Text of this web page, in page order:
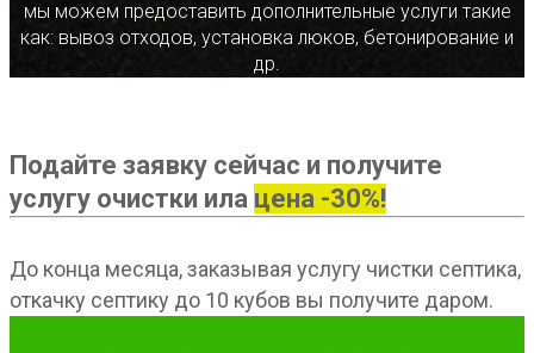
мы можем предоставить дополнительные услуги такие
как: вывоз отходов, установка люков, бетонирование и
др.
Подайте заявку сейчас и получите
услугу очистки ила цена -30%!
До конца месяца, заказывая услугу чистки септика,
откачку септику до 10 кубов вы получите даром.